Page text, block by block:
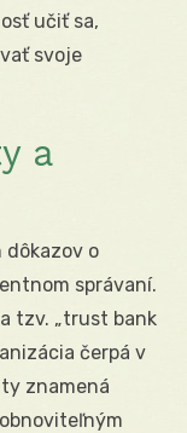
učiť sa,
svoje
a
dôkazov o
správaní.
tzv. „trust bank
čerpá v
znamená